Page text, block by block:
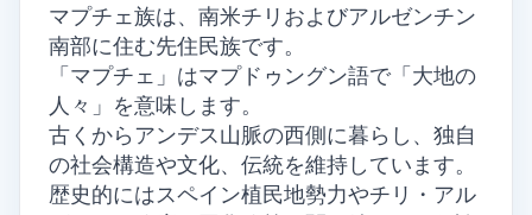
マプチェ族は、南米チリおよびアルゼンチン
南部に住む先住民族です。
「マプチェ」はマプドゥングン語で「大地の
人々」を意味します。
古くからアンデス山脈の西側に暮らし、独自
の社会構造や文化、伝統を維持しています。
歴史的にはスペイン植民地勢力やチリ・アル